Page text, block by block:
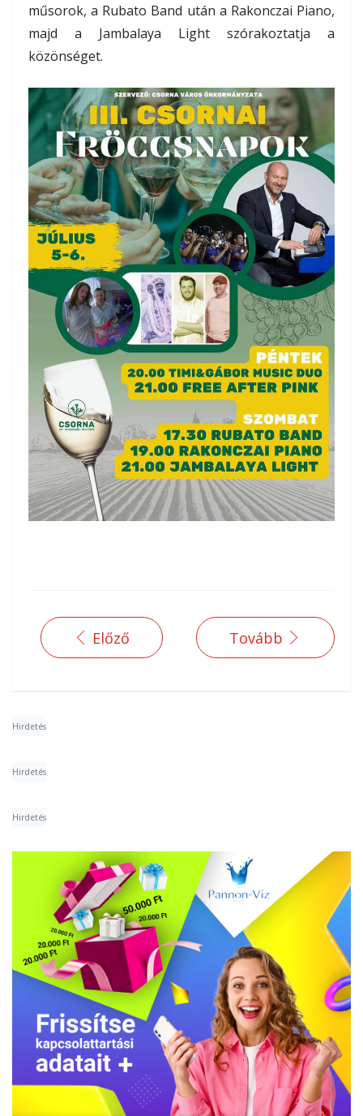
műsorok, a Rubato Band után a Rakonczai Piano,
majd a Jambalaya Light szórakoztatja a
közönséget.
Előző Tovább
Hirdetés
Hirdetés
Hirdetés